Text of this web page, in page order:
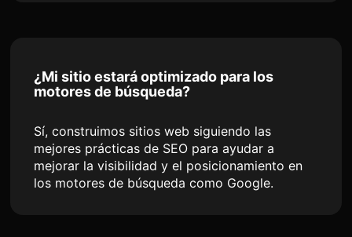
¿Mi sitio estará optimizado para los
motores de búsqueda?
Sí, construimos sitios web siguiendo las
mejores prácticas de SEO para ayudar a
mejorar la visibilidad y el posicionamiento en
los motores de búsqueda como Google.